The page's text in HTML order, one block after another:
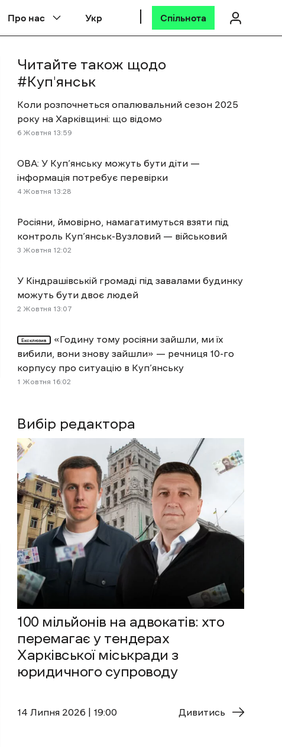
Про нас Укр Спільнота
Вибір редактора
100 мільйонів на адвокатів: хто
перемагає у тендерах
Харківської міськради з
юридичного супроводу
14 Липня 2026 | 19:00 Дивитись
Читайте також щодо
# Куп'янськ
Коли розпочнеться опалювальний сезон 2025
року на Харківщині: що відомо
6 Жовтня 13:59
ОВА: У Куп’янську можуть бути діти —
інформація потребує перевірки
4 Жовтня 13:28
Росіяни, ймовірно, намагатимуться взяти під
контроль Куп’янськ-Вузловий — військовий
3 Жовтня 12:02
У Кіндрашівській громаді під завалами будинку
можуть бути двоє людей
2 Жовтня 13:07
Ексклюзив
«Годину тому росіяни зайшли, ми їх
вибили, вони знову зайшли» — речниця 10-го
корпусу про ситуацію в Куп’янську
1 Жовтня 16:02